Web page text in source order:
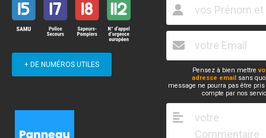
+ DE NUMÉROS UTILES
Pensez à bien mettre
adresse email sans
message ne pourra pas être
compte par nos